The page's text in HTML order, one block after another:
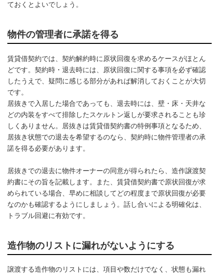
ておくとよいでしょう。
物件の管理者に承諾を得る
賃貸借契約では、契約解約時に原状回復を求めるケースがほとん
どです。契約時・退去時には、原状回復に関する事項を必ず確認
したうえで、疑問に感じる部分があれば解消しておくことが大切
です。
居抜きで入居した場合であっても、退去時には、壁・床・天井な
どの内装をすべて排除したスケルトン返しが要求されることも珍
しくありません。居抜きは賃貸借契約書の特例事項となるため、
居抜き状態での退去を希望するのなら、契約時に物件管理者の承
諾を得る必要があります。
居抜きでの退去に物件オーナーの同意が得られたら、造作譲渡契
約書にその旨を記載します。また、賃貸借契約書で原状回復が求
められている場合、早めに相談してどの程度まで原状回復が必要
なのかも確認するようにしましょう。話し合いによる明確化は、
トラブル回避に有効です。
造作物のリストに漏れがないようにする
譲渡する造作物のリストには、項目や数だけでなく、状態も漏れ